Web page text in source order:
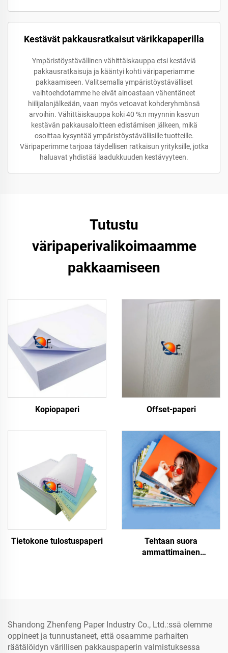
Kestävät pakkausratkaisut värikkapaperilla
Ympäristöystävällinen vähittäiskauppa etsi kestäviä
pakkausratkaisuja ja kääntyi kohti väripaperiamme
pakkaamiseen. Valitsemalla ympäristöystävälliset
vaihtoehdotamme he eivät ainoastaan vähentäneet
hiilijalanjälkeään, vaan myös vetoavat kohderyhmänsä
arvoihin. Vähittäiskauppa koki 40 %:n myynnin kasvun
kestävän pakkausaloitteen edistämisen jälkeen, mikä
osoittaa kysyntää ympäristöystävällisille tuotteille.
Väripaperimme tarjoaa täydellisen ratkaisun yrityksille, jotka
haluavat yhdistää laadukkuuden kestävyyteen.
Tutustu
väripaperivalikoimaamme
pakkaamiseen
Kopiopaperi Offset-paperi
Tietokone tulostuspaperi
Tehtaan suora
ammattimainen
Shandong Zhenfeng Paper Industry Co., Ltd.:ssä olemme
oppineet ja tunnustaneet, että osaamme parhaiten
räätälöidyn värillisen pakkauspaperin valmistuksessa